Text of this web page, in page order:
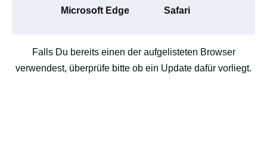
Microsoft Edge Safari
Falls Du bereits einen der aufgelisteten Browser
verwendest, überprüfe bitte ob ein Update dafür vorliegt.